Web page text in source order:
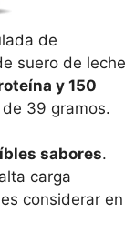
de
suero de leche
y 150
39 gramos.
sabores.
carga
considerar en